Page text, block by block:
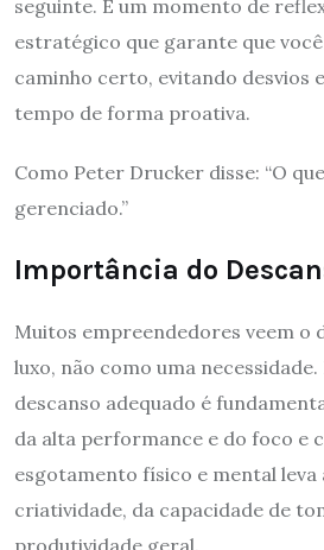
seguinte. É um momento de
estratégico que garante que
caminho certo, evitando desvios
tempo de forma proativa.
Como Peter Drucker disse: “O
gerenciado.”
Importância do
Muitos empreendedores veem o
luxo, não como uma
descanso adequado é
da alta performance e do foco e
esgotamento físico e mental leva
criatividade, da capacidade de
produtividade geral.